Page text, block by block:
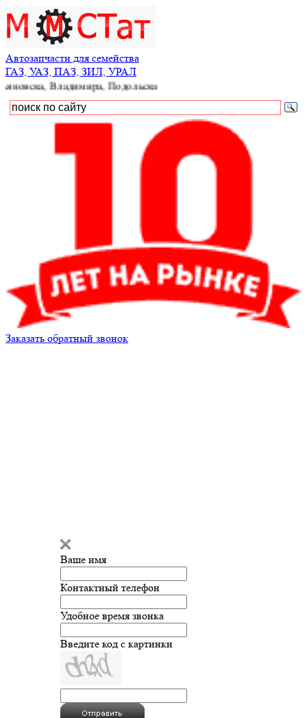
Автозапчасти для семейства
ГАЗ, УАЗ, ПАЗ, ЗИЛ, УРАЛ
Владимира, Подольска
Заказать обратный звонок
Ваше имя
Контактный телефон
Удобное время звонка
Введите код с картинки
Введите сообщение